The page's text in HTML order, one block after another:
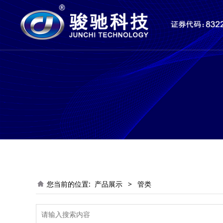
您当前的位置: 产品展示 > 管类